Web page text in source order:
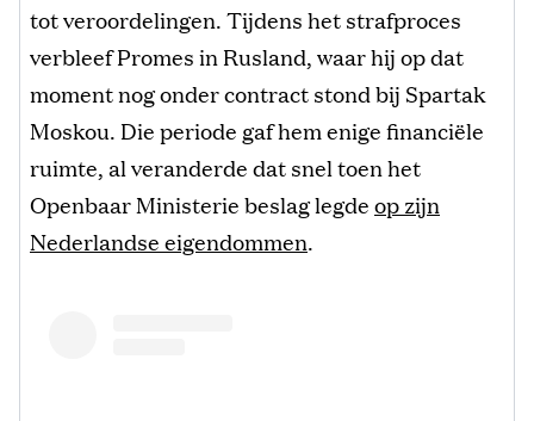
tot veroordelingen. Tijdens het strafproces
verbleef Promes in Rusland, waar hij op dat
moment nog onder contract stond bij Spartak
Moskou. Die periode gaf hem enige financiële
ruimte, al veranderde dat snel toen het
Openbaar Ministerie beslag legdeop zijn
Nederlandse eigendommen.